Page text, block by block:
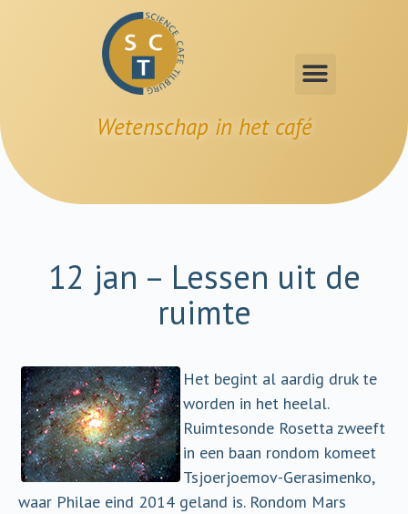
Wetenschap in het café
12 jan – Lessen uit de
ruimte
Het begint al aardig druk te
worden in het heelal.
Ruimtesonde Rosetta zweeft
in een baan rondom komeet
Tsjoerjoemov-Gerasimenko,
waar Philae eind 2014 geland is. Rondom Mars